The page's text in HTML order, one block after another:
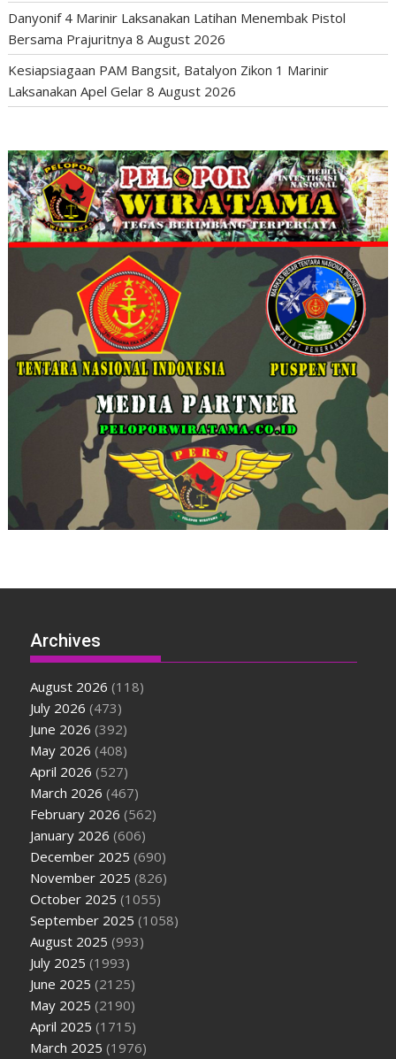
Danyonif 4 Marinir Laksanakan Latihan Menembak Pistol
Bersama Prajuritnya 8 August 2026
Kesiapsiagaan PAM Bangsit, Batalyon Zikon 1 Marinir
Laksanakan Apel Gelar 8 August 2026
Archives
August 2026 (118)
July 2026 (473)
June 2026 (392)
May 2026 (408)
April 2026 (527)
March 2026 (467)
February 2026 (562)
January 2026 (606)
December 2025 (690)
November 2025 (826)
October 2025 (1055)
September 2025 (1058)
August 2025 (993)
July 2025 (1993)
June 2025 (2125)
May 2025 (2190)
April 2025 (1715)
March 2025 (1976)